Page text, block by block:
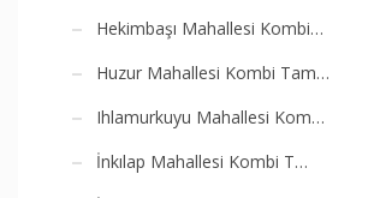
Hekimbaşı Mahallesi Kombi…
Huzur Mahallesi Kombi Tam…
Ihlamurkuyu Mahallesi Kom…
İnkılap Mahallesi Kombi T…